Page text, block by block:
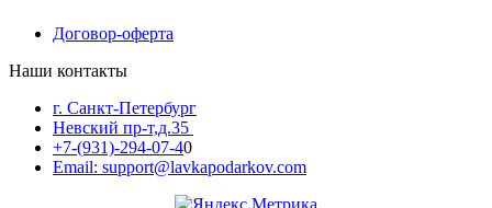
Договор-оферта
Наши контакты
г. Санкт-Петербург
Невский пр-т,д.35
+7-(931)-294-07-40
Email: support@lavkapodarkov.com